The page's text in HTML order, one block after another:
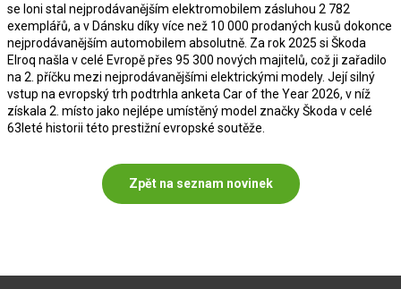
se loni stal nejprodávanějším elektromobilem zásluhou 2 782
exemplářů, a v Dánsku díky více než 10 000 prodaných kusů dokonce
nejprodávanějším automobilem absolutně. Za rok 2025 si Škoda
Elroq našla v celé Evropě přes 95 300 nových majitelů, což ji zařadilo
na 2. příčku mezi nejprodávanějšími elektrickými modely. Její silný
vstup na evropský trh podtrhla anketa Car of the Year 2026, v níž
získala 2. místo jako nejlépe umístěný model značky Škoda v celé
63leté historii této prestižní evropské soutěže.
Zpět na seznam novinek